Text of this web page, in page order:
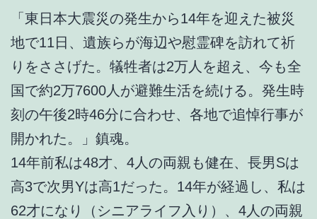
「東日本大震災の発生から14年を迎えた被災
地で11日、遺族らが海辺や慰霊碑を訪れて祈
りをささげた。犠牲者は2万人を超え、今も全
国で約2万7600人が避難生活を続ける。発生時
刻の午後2時46分に合わせ、各地で追悼行事が
開かれた。」鎮魂。
14年前私は48才、4人の両親も健在、長男Sは
高3で次男Yは高1だった。14年が経過し、私は
62才になり（シニアライフ入り）、4人の両親